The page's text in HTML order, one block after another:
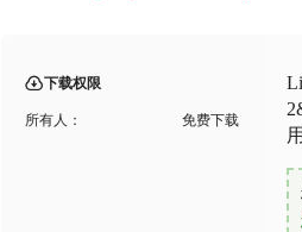
下载权限
所有人： 免费下载